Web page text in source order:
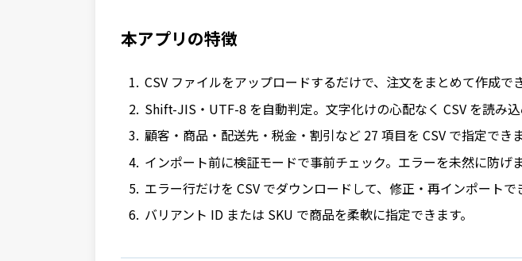
本アプリの特徴
CSV ファイルをアップロードするだけで、注文をまとめて作成でき
Shift-JIS・UTF-8 を自動判定。文字化けの心配なく CSV を読み込
顧客・商品・配送先・税金・割引など 27 項目を CSV で指定できま
インポート前に検証モードで事前チェック。エラーを未然に防げま
エラー行だけを CSV でダウンロードして、修正・再インポートで
バリアント ID または SKU で商品を柔軟に指定できます。